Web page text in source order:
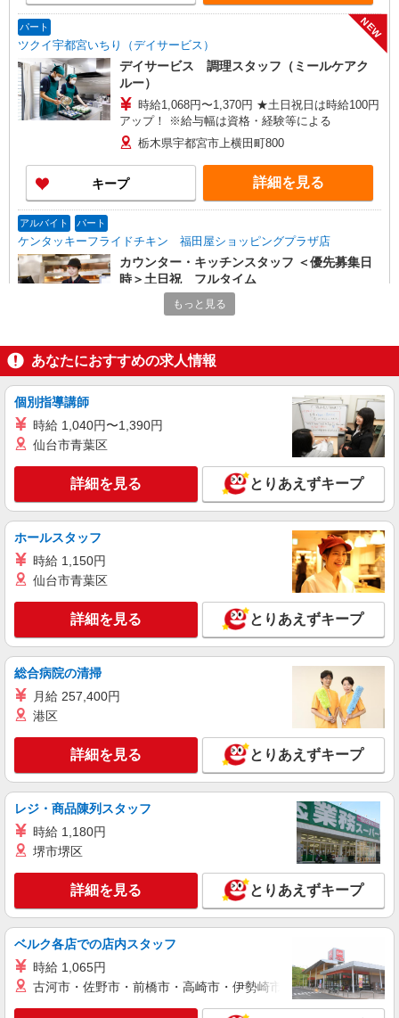
パート
ツクイ宇都宮いちり（デイサービス）
NEW
デイサービス 調理スタッフ（ミールケアク
ルー）
時給1,068円〜1,370円 ★土日祝日は時給100円
アップ！ ※給与幅は資格・経験等による
栃木県宇都宮市上横田町800
キープ 詳細を見る
アルバイト パート
ケンタッキーフライドチキン 福田屋ショッピングプラザ店
カウンター・キッチンスタッフ ＜優先募集日
時＞土日祝 フルタイム
時給1150円 ＜高校生＞時給1130円
キープ
アルバイト パート
ケンタッキーフライドチキン FKDインターパーク店
時給1070円
栃木県宇都宮市インターパーク6-1-1
詳細を見る
アルバイト パート
ケンタッキーフライドチキン 宇都宮御幸町店
カウンター・キッチンスタッフ
時給1070円
栃木県宇都宮市御幸町字道下289-12
キープ 詳細を見る
ケンタッキーフライドチキン 宇都宮西川田店
カウンター・キッチンスタッフ
時給1070円
栃木県宇都宮市西川田町6-6-39
詳細を見る
パート
ケンタッキーフライドチキン 宇都宮宝木店
カウンター・キッチンスタッフ
栃木県宇都宮市宝木町2-2575-1
もっと見る
あなたにおすすめの求人情報
個別指導講師
時給 1,040円〜1,390円
仙台市青葉区
詳細を見る とりあえずキープ
ホールスタッフ
時給 1,150円
仙台市青葉区
詳細を見る とりあえずキープ
総合病院の清掃
月給 257,400円
港区
詳細を見る とりあえずキープ
レジ・商品陳列スタッフ
時給 1,180円
堺市堺区
詳細を見る とりあえずキープ
ベルク各店での店内スタッフ
時給 1,065円
古河市・佐野市・前橋市・高崎市・伊勢崎市・太田市・館林市